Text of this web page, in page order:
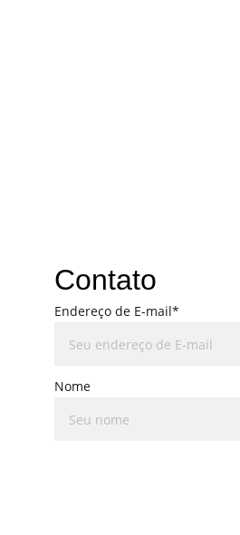
Contato
Endereço de E-mail*
Nome